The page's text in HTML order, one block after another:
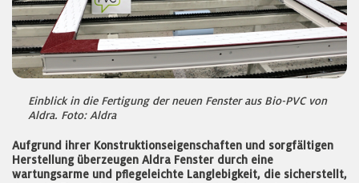
Einblick in die Fertigung der neuen Fenster aus Bio-PVC von
Aldra. Foto: Aldra
Aufgrund ihrer Konstruktionseigenschaften und sorgfältigen
Herstellung überzeugen Aldra Fenster durch eine
wartungsarme und pflegeleichte Langlebigkeit, die sicherstellt,